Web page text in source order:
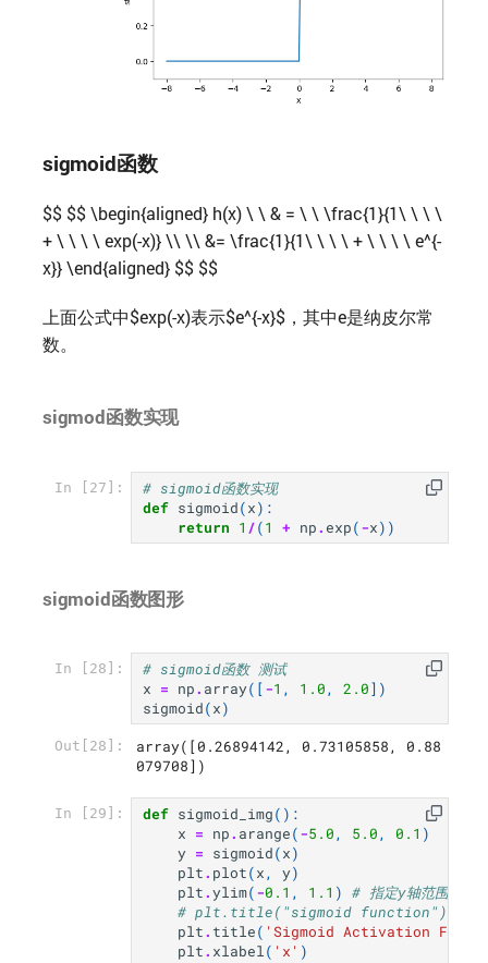
sigmoid函数
$$ $$ \begin{aligned} h(x) \ \ & = \ \ \frac{1}{1\ \ \ \
+ \ \ \ \ exp(-x)} \\ \\ &= \frac{1}{1\ \ \ \ + \ \ \ \ e^{-
x}} \end{aligned} $$ $$
上面公式中$exp(-x)表示$e^{-x}$，其中e是纳皮尔常
数。
sigmod函数实现
In [27]:
# sigmoid函数实现
def sigmoid(x):
return 1 /(1 + np.exp(-x))
sigmoid函数图形
In [28]:
# sigmoid函数 测试
x = np. array([-1 , 1.0, 2.0])
sigmoid(x)
Out[28]:
array([0.26894142, 0.73105858, 0.88
079708])
In [29]: def sigmoid_img():
x = np. arange(-5.0, 5.0, 0.1 )
y = sigmoid(x)
plt. plot(x, y)
plt.ylim(-0.1 , 1.1 ) # 指定y轴范围
# plt.title("sigmoid function")
plt. title( 'Sigmoid Activation
plt. xlabel( 'x' )